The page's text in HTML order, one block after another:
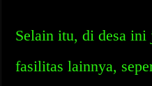
Selain itu, di desa ini
fasilitas lainnya,